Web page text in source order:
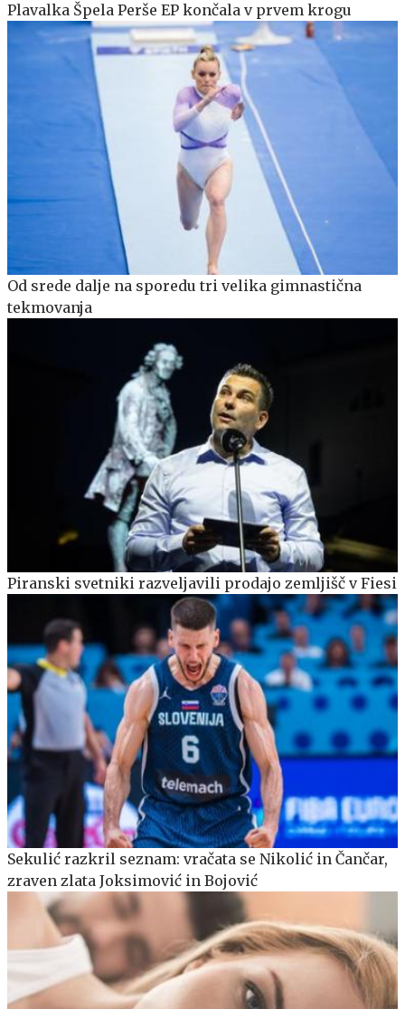
Plavalka Špela Perše EP končala v prvem krogu
Od srede dalje na sporedu tri velika gimnastična
tekmovanja
Piranski svetniki razveljavili prodajo zemljišč v Fiesi
Sekulić razkril seznam: vračata se Nikolić in Čančar,
zraven zlata Joksimović in Bojović